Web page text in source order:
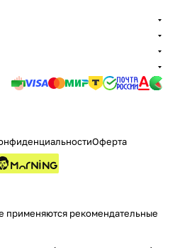
Оферта
применяются рекомендательные